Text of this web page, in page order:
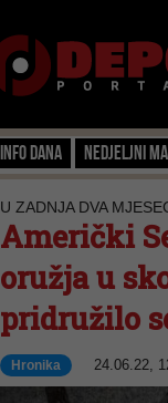
Info dana Nedjeljni
U ZADNJA DVA
Američki
oružja u
pridružilo
Hronika 24.06.22,